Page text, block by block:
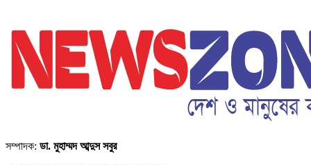
সম্পাদক: ডা. মুহাম্মদ আব্দুস সবুর